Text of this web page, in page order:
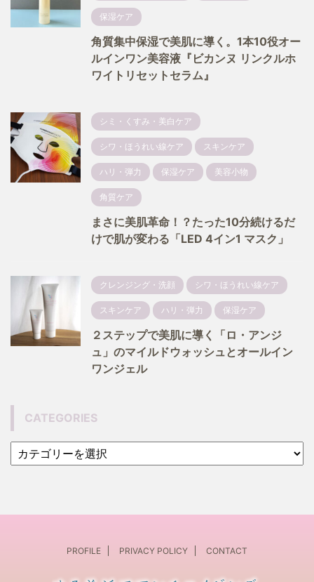
保湿ケア
角質集中保湿で美肌に導く。1本10役オー
ルインワン美容液『ビカンヌ リンクルホ
ワイトリセットセラム』
シミ・くすみ・美白ケア
シワ・ほうれい線ケア スキンケア
ハリ・弾力 保湿ケア 美容小物
角質ケア
まさに美肌革命！？たった10分続けるだ
けで肌が変わる「LED 4イン1 マスク」
クレンジング・洗顔 シワ・ほうれい線ケア
スキンケア ハリ・弾力 保湿ケア
２ステップで美肌に導く「ロ・アンジ
ュ」のマイルドウォッシュとオールイン
ワンジェル
CATEGORIES
PROFILE PRIVACY POLICY CONTACT